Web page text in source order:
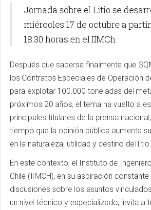
Jornada sobre el Litio se
miércoles 17 de octubre a
18:30 horas en el IIMCh.
Después que saberse finalmente que
los Contratos Especiales de Operación
para explotar 100.000 toneladas del
próximos 20 años, el tema ha vuelto a
principales titulares de la prensa
tiempo que la opinión pública aumenta
en la naturaleza, utilidad y destino del
En este contexto, el Instituto de
Chile (IIMCH), en su aspiración
discusiones sobre los asuntos
un nivel técnico y especializado, invita a